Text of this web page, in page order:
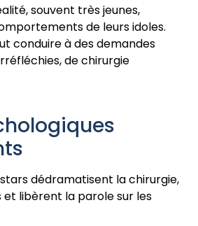
souvent très jeunes,
de leurs idoles.
conduire à des demandes
de chirurgie
dédramatisent la chirurgie,
libèrent la parole sur les